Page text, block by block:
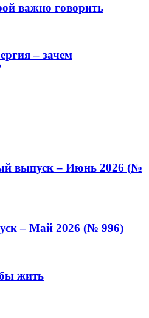
важно говорить
– зачем
выпуск – Июнь 2026 (№
– Май 2026 (№ 996)
жить